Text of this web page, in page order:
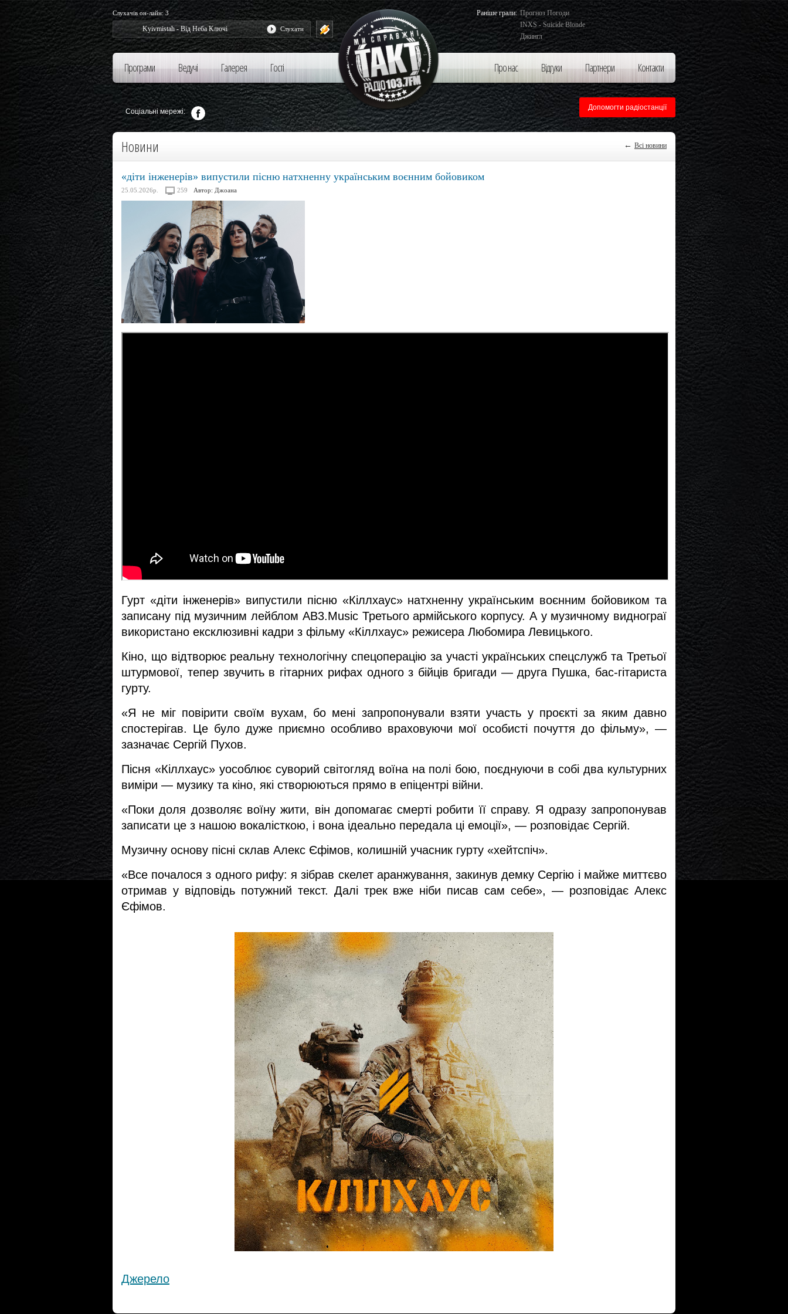
Слухачів он-лайн:3
Kyivmistah - Від Неба Ключі Kyivmistah - Від Неба Ключі
Слухати
Прогноз Погоди
INXS - Suicide Blonde
Джингл
Раніше грали:
Програми Ведучі Галерея Гості Контакти
Партнери
Відгуки
Про нас
Допомогти радіостанції
Соціальні мережі:
Новини ← Всі новини
«діти інженерів» випустили пісню натхненну українським воєнним бойовиком
25.05.2026р. 259 Автор: Джоана
Гурт «діти інженерів» випустили пісню «Кіллхаус» натхненну українським воєнним бойовиком та
записану під музичним лейблом AB3.Music Третього армійського корпусу. А у музичному виднограї
використано ексклюзивні кадри з фільму «Кіллхаус» режисера Любомира Левицького.
Кіно, що відтворює реальну технологічну спецоперацію за участі українських спецслужб та Третьої
штурмової, тепер звучить в гітарних рифах одного з бійців бригади — друга Пушка, бас-гітариста
гурту.
«Я не міг повірити своїм вухам, бо мені запропонували взяти участь у проєкті за яким давно
спостерігав. Це було дуже приємно особливо враховуючи мої особисті почуття до фільму», —
зазначає Сергій Пухов.
Пісня «Кіллхаус» уособлює суворий світогляд воїна на полі бою, поєднуючи в собі два культурних
виміри — музику та кіно, які створюються прямо в епіцентрі війни.
«Поки доля дозволяє воїну жити, він допомагає смерті робити її справу. Я одразу запропонував
записати це з нашою вокалісткою, і вона ідеально передала ці емоції», — розповідає Сергій.
Музичну основу пісні склав Алекс Єфімов, колишній учасник гурту «хейтспіч».
«Все почалося з одного рифу: я зібрав скелет аранжування, закинув демку Сергію і майже миттєво
отримав у відповідь потужний текст. Далі трек вже ніби писав сам себе», — розповідає Алекс
Єфімов.
Джерело